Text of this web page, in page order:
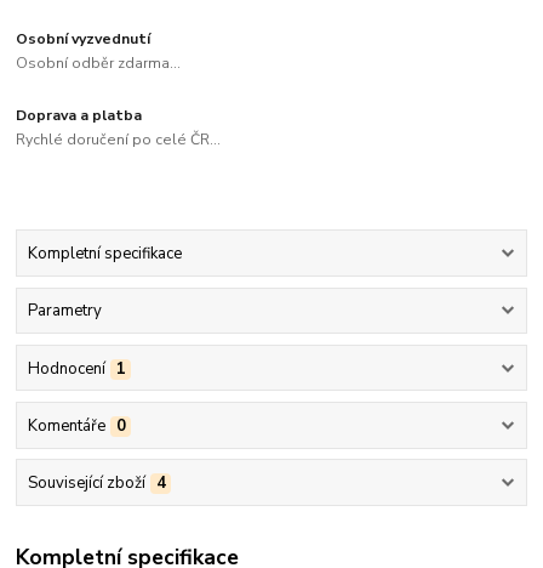
Osobní vyzvednutí
Osobní odběr zdarma...
Doprava a platba
Rychlé doručení po celé ČR...
Kompletní specifikace
Parametry
Hodnocení 1
Komentáře 0
Související zboží 4
Kompletní specifikace